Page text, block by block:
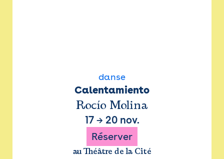
danse
Calentamiento
Rocío Molina
17→ 20 nov.
Réserver
au Théâtre de la Cité